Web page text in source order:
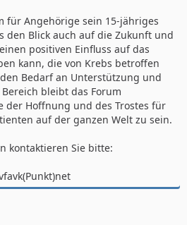
für Angehörige sein 15-jähriges
den Blick auch auf die Zukunft und
positiven Einfluss auf das
kann, die von Krebs betroffen
Bedarf an Unterstützung und
bleibt das Forum
der Hoffnung und des Trostes für
auf der ganzen Welt zu sein.
kontaktieren Sie bitte: